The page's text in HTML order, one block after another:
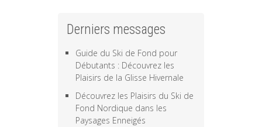
Derniers messages
Guide du Ski de Fond pour
Débutants : Découvrez les
Plaisirs de la Glisse Hivernale
Découvrez les Plaisirs du Ski de
Fond Nordique dans les
Paysages Enneigés